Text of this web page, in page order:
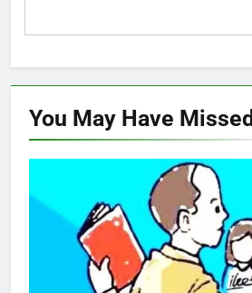
You May Have Missed
PENDIDIKAN